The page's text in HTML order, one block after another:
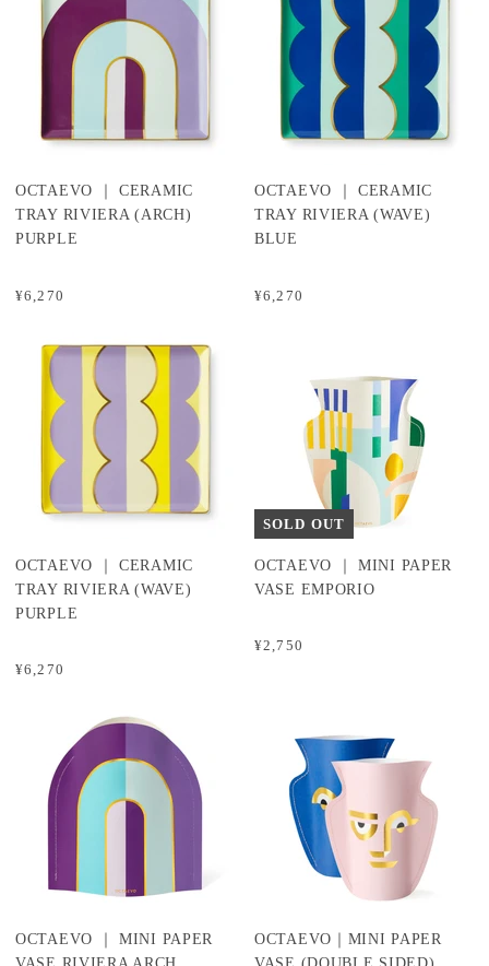
¥6,270
OCTAEVO ｜ CERAMIC
TRAY RIVIERA (ARCH)
PURPLE
¥6,270
OCTAEVO ｜ CERAMIC
TRAY RIVIERA (WAVE)
BLUE
¥6,270
OCTAEVO ｜ CERAMIC
TRAY RIVIERA (WAVE)
PURPLE
SOLD OUT
¥2,750
OCTAEVO ｜ MINI PAPER
VASE EMPORIO
OCTAEVO ｜ MINI PAPER
OCTAEVO｜MINI PAPER